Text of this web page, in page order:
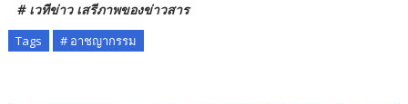
# เวทีข่าว เสรีภาพของข่าวสาร
Tags # อาชญากรรม